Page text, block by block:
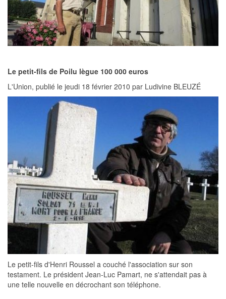
Le petit-fils de Poilu lègue 100 000 euros
L'Union, publié le jeudi 18 février 2010 par Ludivine BLEUZÉ
Le petit-fils d'Henri Roussel a couché l'association sur son
testament. Le président Jean-Luc Pamart, ne s'attendait pas à
une telle nouvelle en décrochant son téléphone.